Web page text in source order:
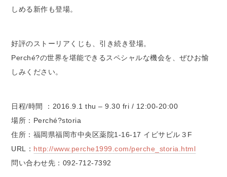
しめる新作も登場。
好評のストーリアくじも、引き続き登場。
Perché?の世界を堪能できるスペシャルな機会を、ぜひお愉
しみください。
日程/時間 ：2016.9.1 thu – 9.30 fri / 12:00-20:00
場所：Perché?storia
住所：福岡県福岡市中央区薬院1-16-17 イビサビル３F
URL： http://www.perche1999.com/perche_storia.html
問い合わせ先：092-712-7392